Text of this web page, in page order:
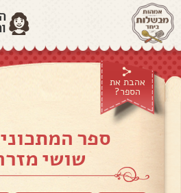
אהבת את
הספר?
ספר
שושי